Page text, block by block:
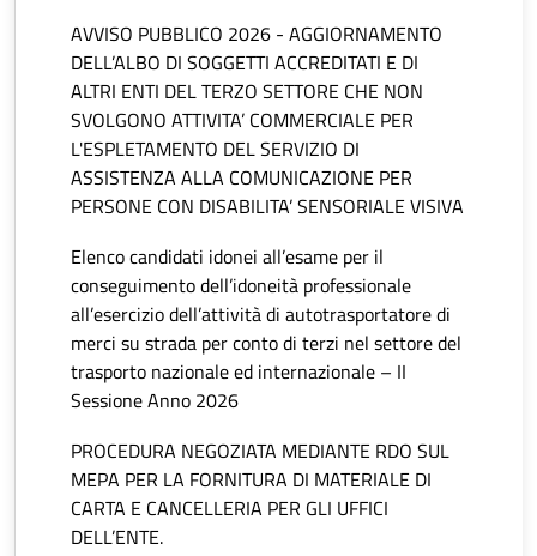
AVVISO PUBBLICO 2026 - AGGIORNAMENTO
DELL’ALBO DI SOGGETTI ACCREDITATI E DI
ALTRI ENTI DEL TERZO SETTORE CHE NON
SVOLGONO ATTIVITA’ COMMERCIALE PER
L'ESPLETAMENTO DEL SERVIZIO DI
ASSISTENZA ALLA COMUNICAZIONE PER
PERSONE CON DISABILITA’ SENSORIALE VISIVA
Elenco candidati idonei all’esame per il
conseguimento dell’idoneità professionale
all’esercizio dell’attività di autotrasportatore di
merci su strada per conto di terzi nel settore del
trasporto nazionale ed internazionale – II
Sessione Anno 2026
PROCEDURA NEGOZIATA MEDIANTE RDO SUL
MEPA PER LA FORNITURA DI MATERIALE DI
CARTA E CANCELLERIA PER GLI UFFICI
DELL’ENTE.